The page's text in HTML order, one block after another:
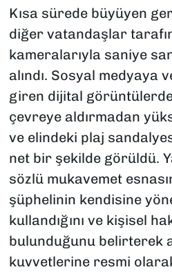
Kısa sürede büyüyen
diğer vatandaşlar
kameralarıyla saniye
alındı. Sosyal medyaya
giren dijital
çevreye aldırmadan
ve elindeki plaj
net bir şekilde görüldü.
sözlü mukavemet
şüphelinin kendisine
kullandığını ve kişisel
bulunduğunu belirterek
kuvvetlerine resmi